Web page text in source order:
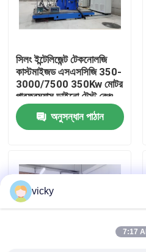
কারখানা ভ্রমণ
গুণগত মান নিয়ন্ত্রণ
যোগাযোগ করুন
খবর
মামলা
টর্ক ডায়নামিটার
সিলং ইন্টেলিজেন্ট টেকনোলজি
কাস্টমাইজড এসএসসিজি 350-
3000/7500 350Kw মোটর
পারফরম্যান্স ডাইনো টেস্ট বেঞ্চ
অনুসন্ধান পাঠান
vicky
7:17